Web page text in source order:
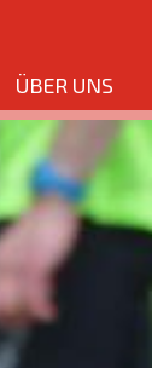
ÜBER UNS